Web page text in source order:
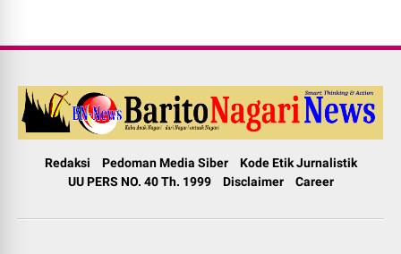
Redaksi Pedoman Media Siber
Kode Etik Jurnalistik
UU PERS NO. 40 Th. 1999
Disclaimer Career